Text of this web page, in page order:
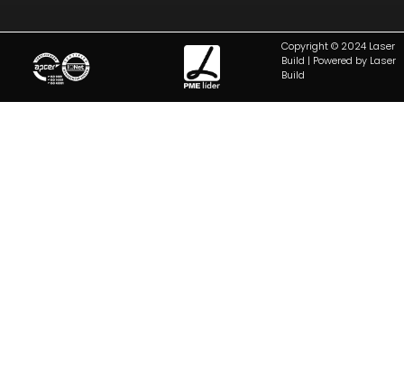
Copyright © 2024 Laser
Build | Powered by Laser
Build